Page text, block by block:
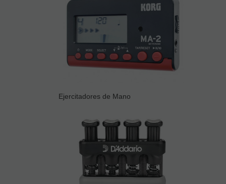
Ejercitadores de Mano